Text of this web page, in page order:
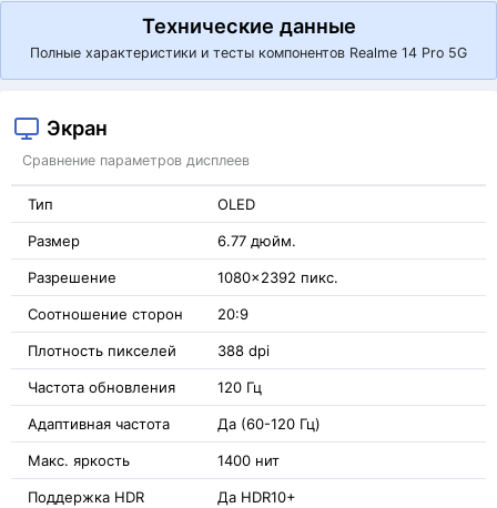
Технические данные
Полные характеристики и тесты компонентов Realme 14 Pro 5G
Экран
Сравнение параметров дисплеев
Тип OLED
Размер 6.77 дюйм.
Разрешение 1080x2392 пикс.
Соотношение сторон 20:9
Плотность пикселей 388 dpi
Частота обновления 120 Гц
Адаптивная частота Да (60-120 Гц)
Макс. яркость 1400 нит
Поддержка HDR Да HDR10+